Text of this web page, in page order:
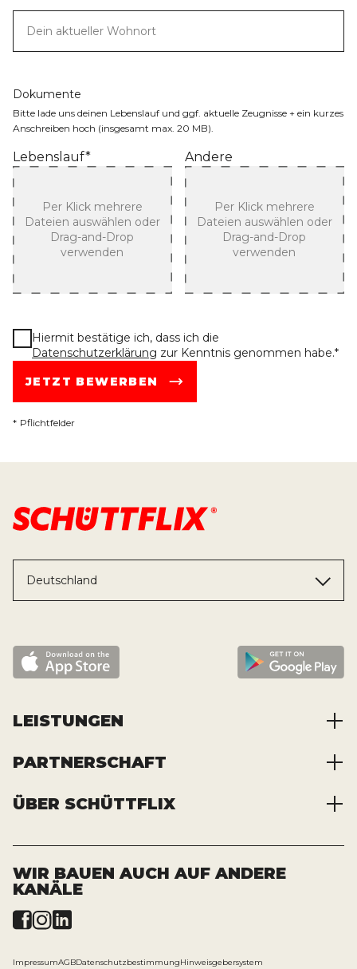
Dokumente
Bitte lade uns deinen Lebenslauf und ggf. aktuelle Zeugnisse + ein kurzes
Anschreiben hoch (insgesamt max. 20 MB).
Lebenslauf*
Per Klick mehrere
Dateien auswählen oder
Drag-and-Drop
verwenden
Andere
Per Klick mehrere
Dateien auswählen oder
Drag-and-Drop
verwenden
Hiermit bestätige ich, dass ich die
Datenschutzerklärung zur Kenntnis genommen habe.*
JETZT BEWERBEN
* Pflichtfelder
Deutschland
LEISTUNGEN
Baustoffe kaufen
Container mieten
Transporte bestellen
PARTNERSCHAFT
Zusammenarbeit
Registrierung
ÜBER SCHÜTTFLIX
Über das Unternehmen
Offene Stellen
News und Presse
WIR BAUEN AUCH AUF ANDERE
KANÄLE
ImpressumAGBDatenschutzbestimmungHinweisgebersystem